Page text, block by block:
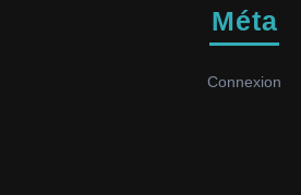
Méta
Connexion